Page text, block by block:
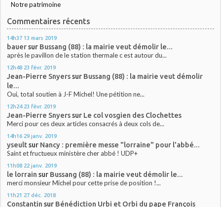
Notre patrimoine
Commentaires récents
14h37 13 mars 2019
bauersur Bussang (88) : la mairie veut démolir le...
après le pavillon de le station thermale c est autour du...
12h48 23 févr. 2019
Jean-Pierre Snyerssur Bussang (88) : la mairie veut démolir
le...
Oui, total soutien à J-F Michel! Une pétition ne...
12h24 23 févr. 2019
Jean-Pierre Snyerssur Le col vosgien des Clochettes
Merci pour ces deux articles consacrés à deux cols de...
14h16 29 janv. 2019
yseultsur Nancy : première messe "lorraine" pour l'abbé...
Saint et fructueux ministère cher abbé ! UDP+
11h08 22 janv. 2019
le lorrain sur Bussang (88) : la mairie veut démolir le...
merci monsieur Michel pour cette prise de position !...
11h21 27 déc. 2018
Constantin sur Bénédiction Urbi et Orbi du pape François